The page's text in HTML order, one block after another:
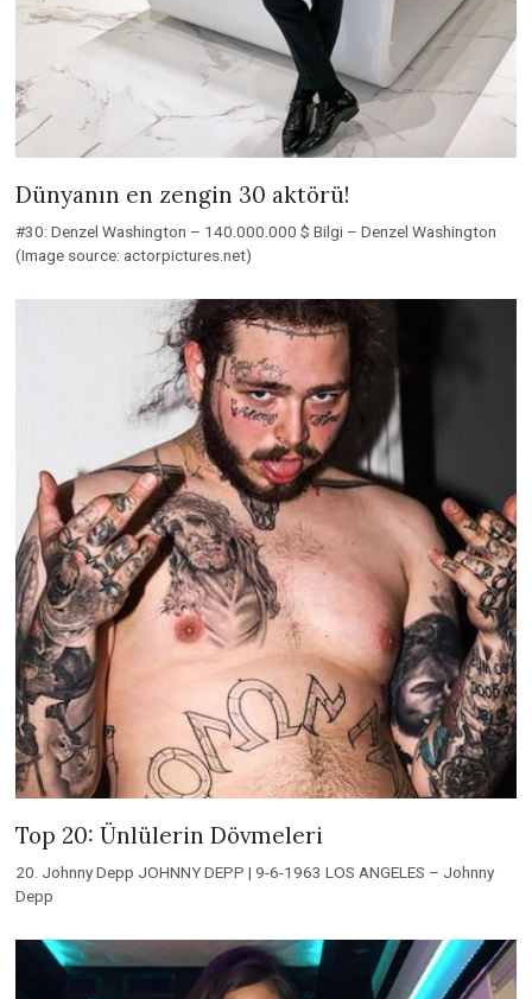
Dünyanın en zengin 30 aktörü!
#30: Denzel Washington – 140.000.000 $ Bilgi – Denzel Washington
(Image source: actorpictures.net)
Top 20: Ünlülerin Dövmeleri
20. Johnny Depp JOHNNY DEPP | 9-6-1963 LOS ANGELES – Johnny
Depp